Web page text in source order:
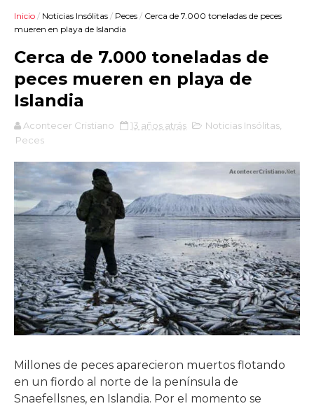
Inicio / Noticias Insólitas / Peces / Cerca de 7.000 toneladas de peces
mueren en playa de Islandia
Cerca de 7.000 toneladas de
peces mueren en playa de
Islandia
Acontecer Cristiano 13 años atrás Noticias Insólitas
Peces
Millones de peces aparecieron muertos flotando
en un fiordo al norte de la península de
Snaefellsnes, en Islandia. Por el momento se